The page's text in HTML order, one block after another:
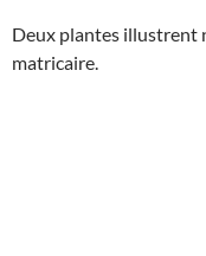
Deux plantes illustrent
matricaire.